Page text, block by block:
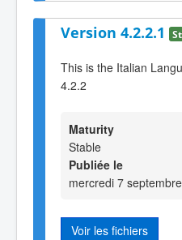
Version 4.2.2.1
This is the Italian
4.2.2
Maturity
Stable
Publiée le
mercredi 7
Voir les fichiers